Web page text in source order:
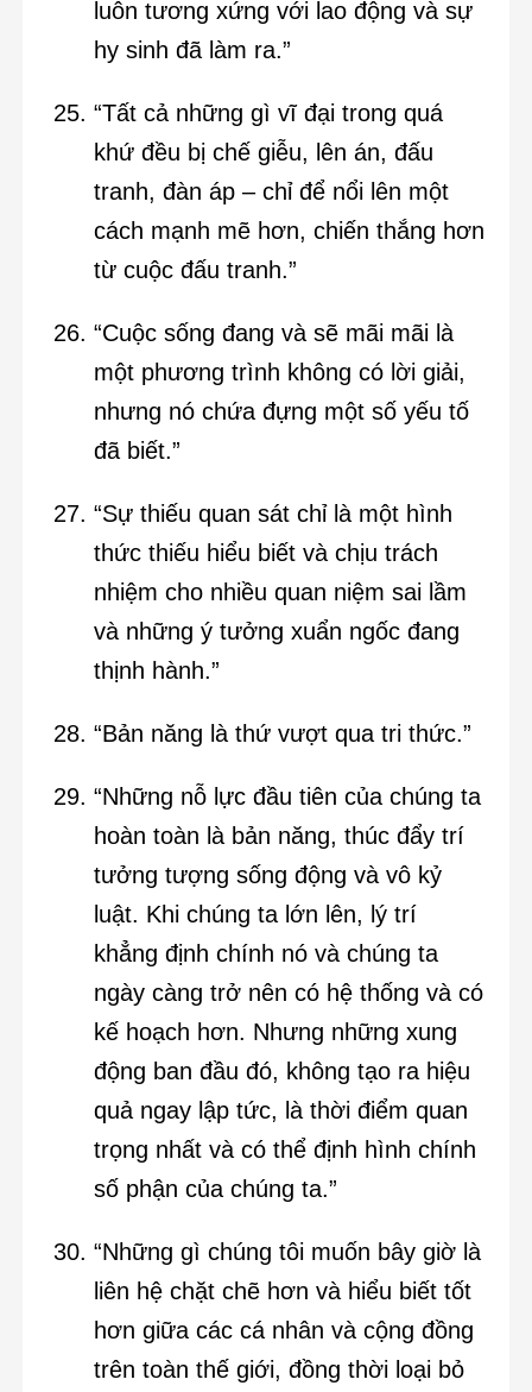
luôn tương xứng với lao động và sự
hy sinh đã làm ra.”
“Tất cả những gì vĩ đại trong quá
khứ đều bị chế giễu, lên án, đấu
tranh, đàn áp – chỉ để nổi lên một
cách mạnh mẽ hơn, chiến thắng hơn
từ cuộc đấu tranh.”
“Cuộc sống đang và sẽ mãi mãi là
một phương trình không có lời giải,
nhưng nó chứa đựng một số yếu tố
đã biết.”
“Sự thiếu quan sát chỉ là một hình
thức thiếu hiểu biết và chịu trách
nhiệm cho nhiều quan niệm sai lầm
và những ý tưởng xuẩn ngốc đang
thịnh hành.”
“Bản năng là thứ vượt qua tri thức.”
“Những nỗ lực đầu tiên của chúng ta
hoàn toàn là bản năng, thúc đẩy trí
tưởng tượng sống động và vô kỷ
luật. Khi chúng ta lớn lên, lý trí
khẳng định chính nó và chúng ta
ngày càng trở nên có hệ thống và có
kế hoạch hơn. Nhưng những xung
động ban đầu đó, không tạo ra hiệu
quả ngay lập tức, là thời điểm quan
trọng nhất và có thể định hình chính
số phận của chúng ta.”
“Những gì chúng tôi muốn bây giờ là
liên hệ chặt chẽ hơn và hiểu biết tốt
hơn giữa các cá nhân và cộng đồng
trên toàn thế giới, đồng thời loại bỏ